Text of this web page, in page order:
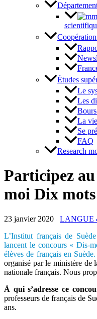
Études
Le
Les
La
Se
FAQ
Research
Participez
moi Dix
23 janvier 2020
LANGUE
L’Institut français de
lancent le concours « Dis-
élèves de français en Suède.
organisé par le ministère de
nationale français. Nous
À qui s’adresse ce
professeurs de français de
ans.